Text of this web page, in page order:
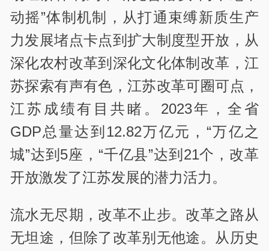
动摇”体制机制，从打通束缚新质生产
力发展堵点卡点到扩大制度型开放，从
深化农村改革到深化文化体制改革，江
苏探索有声有色，江苏改革可圈可点，
江苏成绩有目共睹。2023年，全省
GDP总量达到12.82万亿元，“万亿之
城”达到5座，“千亿县”达到21个，改革
开放激发了江苏发展的潜力活力。
流水无尽期，改革不止步。改革之路从
无坦途，但除了改革别无他途。从历史